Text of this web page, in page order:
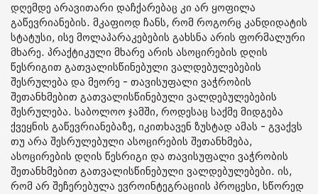
დღემდე არავითარი დაჩქარებაც კი არ ყოფილა
გაწევრიანების. მკაფიოდ ჩანს, რომ როგორც კანდიდატის
სტატუსი, ისე მოლაპარაკებების გახსნა არის ფორმალური
მხარე. პრაქტიკული მხარე არის ასოცირების დღის
წესრიგით გათვალისწინებული ვალდებულებების
შესრულება და მეორე - თავისუფალი ვაჭრობის
შეთანხმებით გათვალისწინებული ვალდებულებების
შესრულება. საბოლოო ჯამში, როდესაც საქმე მიდგება
ქვეყნის გაწევრიანებაზე, იკითხავენ ზუსტად ამას - გვაქვს
თუ არა შესრულებული ასოცირების შეთანხმება,
ასოცირების დღის წესრიგი და თავისუფალი ვაჭრობის
შეთანხმებით გათვალისწინებული ვალდებულებები. ის,
რომ არ შეჩერებულა ევროინტეგრაციის პროცესი, სწორედ